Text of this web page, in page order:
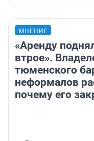
МНЕНИЕ
«Аренду
втрое».
тюменского
неформалов
почему его